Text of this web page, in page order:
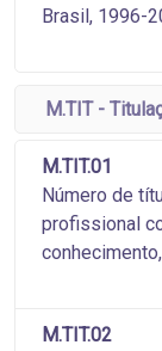
Brasil, 1996-
M.TIT -
M.TIT.01
Número de
profissional
M.TIT.02